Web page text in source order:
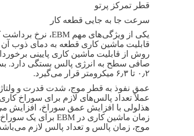
قطر تمرکز پرتو
سرعت جا به جایی قطعه کار
قابلیت ماشین کاری قطعه به دمای ذوب آن
روش از قابلیت ماشین کاری پایینی
۰٫۲ تا ۶٫۳ میکرومتر قرار می‌گیرد.
عمق نفوذ به قطر موج، شدت قدرت و
عملاً تعداد پالس‌های لازم برای سوراخ
هذلولی با افزایش عمق سوراخ، افزایش
موج، زمان پالس و تعداد پالس لازم